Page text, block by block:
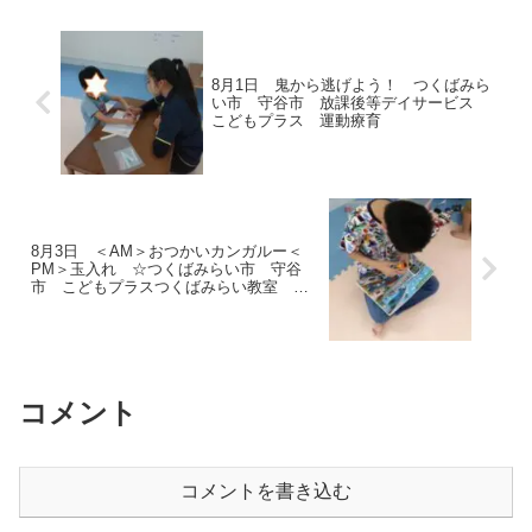
8月1日 鬼から逃げよう！ つくばみら
い市 守谷市 放課後等デイサービス
こどもプラス 運動療育
8月3日 ＜AM＞おつかいカンガルー＜
PM＞玉入れ ☆つくばみらい市 守谷
市 こどもプラスつくばみらい教室 運
コメント
コメントを書き込む